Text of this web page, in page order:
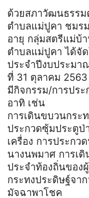
ด้วยสภาวัฒนธรรม
ตำบลแม่ปูคา ชมร
อายุ กลุ่มสตรีแม่บ้
ตำบลแม่ปูคา ได้จั
ประจำปีงบประมา
ที่ 31 ตุลาคม
มีกิจกรรม/การปร
อาทิ เช่น
การเดินขบวนกระ
ประกวดซุ้มประตูป่
เครื่อง การประก
นางนพมาศ การเ
ประจำท้องถิ่นของ
กระทงประดิษฐ์จา
มัจฉาพาโชค